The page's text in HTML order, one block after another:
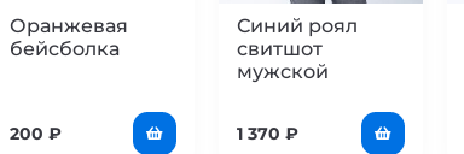
Оранжевая
бейсболка
200 ₽
Синий роял
свитшот
мужской
1 370₽